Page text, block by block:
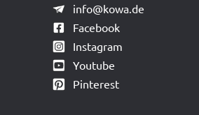
info@kowa.de
Facebook
Instagram
Youtube
Pinterest